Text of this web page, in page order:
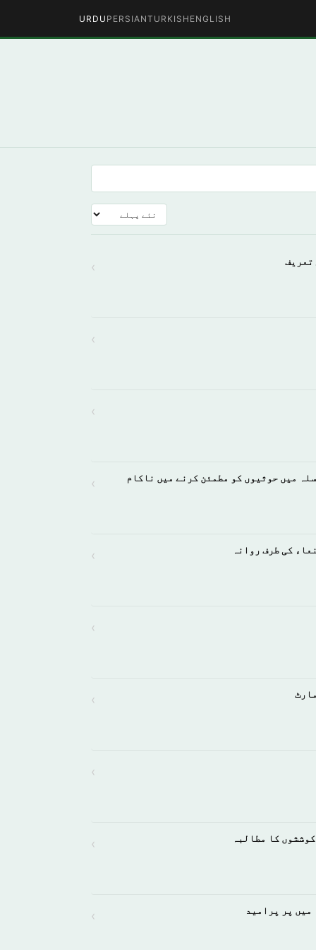
ENGLISH
TURKISH
PERSIAN
URDU
تعریف ›
›
›
میں حوثیوں کو مطمئن کرنے میں ناکام ›
کی طرف روانہ ›
›
›
›
کا مطالبہ ›
پر پرامید ›